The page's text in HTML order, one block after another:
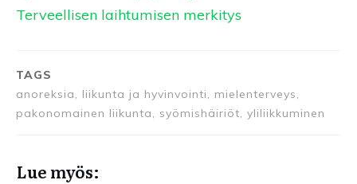
Terveellisen laihtumisen merkitys
TAGS
anoreksia, liikunta ja hyvinvointi, mielenterveys,
pakonomainen liikunta, syömishäiriöt, yliliikkuminen
Lue myös: